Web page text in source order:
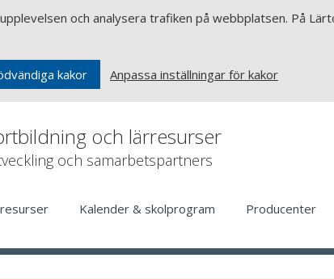
och analysera trafiken på webbplatsen. På
kakor Anpassa inställningar för kakor
och lärresurser
och samarbetspartners
Kalender & skolprogram Producenter